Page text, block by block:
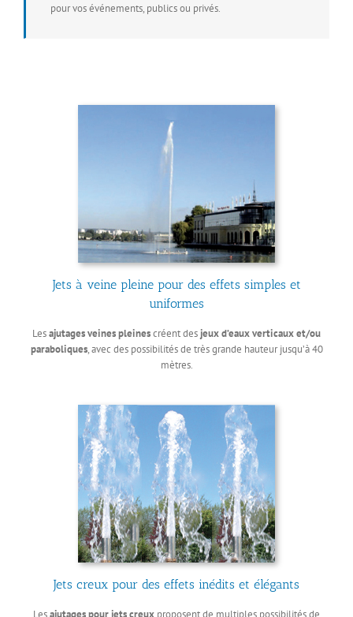
pour vos événements, publics ou privés.
Jets à veine pleine pour des effets simples et
uniformes
Lesajutages veines pleinescréent des jeux d’eaux verticaux et/ou
paraboliques, avec des possibilités de très grande hauteur jusqu’à 40
mètres.
Jets creux pour des effets inédits et élégants
Lesajutages pour jetscreux proposent de multiples possibilités de